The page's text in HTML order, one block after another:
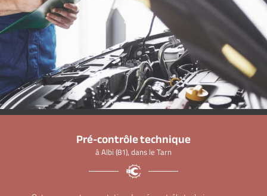
Pré-contrôle technique
à Albi (81), dans le Tarn